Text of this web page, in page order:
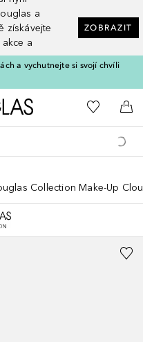
a
získávejte
a
ZOBRAZIT
a vychutnejte si svojí chvíli
Domů K mému
Do
Collection Make-Up